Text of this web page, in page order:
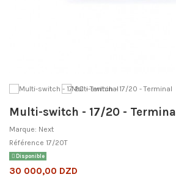
Multi-switch - 17/20 - Terminal
Marque: Next
Référence 17/20T
Disponible
30 000,00 DZD